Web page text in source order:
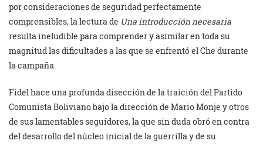
por consideraciones de seguridad perfectamente
comprensibles, la lectura de Una introducción necesaria
resulta ineludible para comprender y asimilar en toda su
magnitud las dificultades a las que se enfrentó el Che durante
la campaña.
Fidel hace una profunda disección de la traición del Partido
Comunista Boliviano bajo la dirección de Mario Monje y otros
de sus lamentables seguidores, la que sin duda obró en contra
del desarrollo del núcleo inicial de la guerrilla y de su